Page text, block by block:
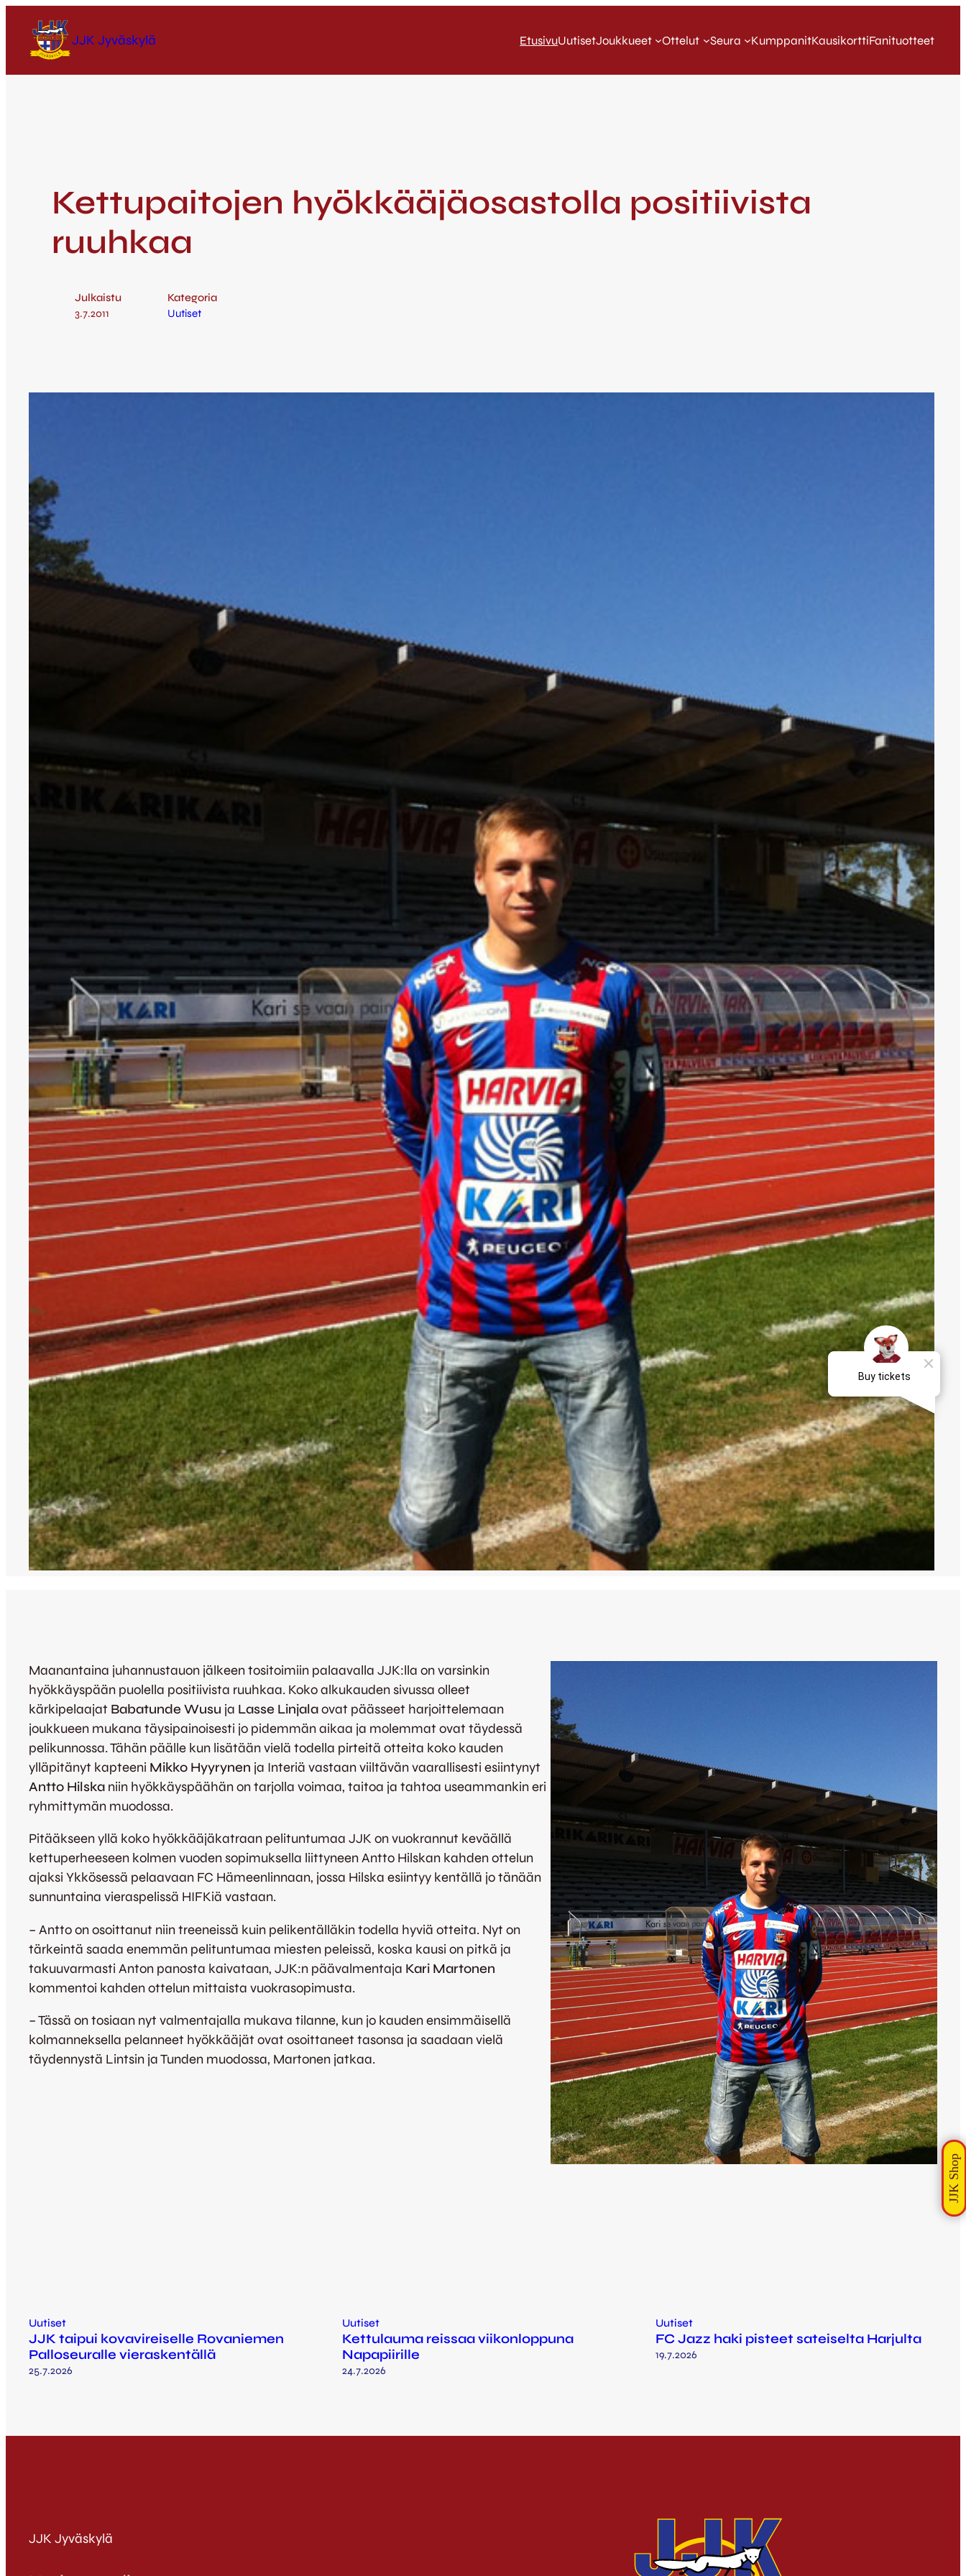
JJK Jyväskylä EtusivuUutisetJoukkueet Ottelut Seura KumppanitKausikorttiFanituotteet
Kettupaitojen hyökkääjäosastolla positiivista
ruuhkaa
Julkaistu
3.7.2011
Kategoria
Uutiset
Maanantaina juhannustauon jälkeen tositoimiin palaavalla JJK:lla on varsinkin
hyökkäyspään puolella positiivista ruuhkaa. Koko alkukauden sivussa olleet
kärkipelaajat Babatunde Wusu ja Lasse Linjalaovat päässeet harjoittelemaan
joukkueen mukana täysipainoisesti jo pidemmän aikaa ja molemmat ovat täydessä
pelikunnossa. Tähän päälle kun lisätään vielä todella pirteitä otteita koko kauden
ylläpitänyt kapteeni Mikko Hyyrynen ja Interiä vastaan viiltävän vaarallisesti esiintynyt
Antto Hilska niin hyökkäyspäähän on tarjolla voimaa, taitoa ja tahtoa useammankin eri
ryhmittymän muodossa.
Pitääkseen yllä koko hyökkääjäkatraan pelituntumaa JJK on vuokrannut keväällä
kettuperheeseen kolmen vuoden sopimuksella liittyneen Antto Hilskan kahden ottelun
ajaksi Ykkösessä pelaavaan FC Hämeenlinnaan, jossa Hilska esiintyy kentällä jo tänään
sunnuntaina vieraspelissä HIFKiä vastaan.
– Antto on osoittanut niin treeneissä kuin pelikentälläkin todella hyviä otteita. Nyt on
tärkeintä saada enemmän pelituntumaa miesten peleissä, koska kausi on pitkä ja
takuuvarmasti Anton panosta kaivataan, JJK:n päävalmentaja Kari Martonen
kommentoi kahden ottelun mittaista vuokrasopimusta.
– Tässä on tosiaan nyt valmentajalla mukava tilanne, kun jo kauden ensimmäisellä
kolmanneksella pelanneet hyökkääjät ovat osoittaneet tasonsa ja saadaan vielä
täydennystä Lintsin ja Tunden muodossa, Martonen jatkaa.
Uutiset
JJK taipui kovavireiselle Rovaniemen
Palloseuralle vieraskentällä
25.7.2026
Uutiset
Kettulauma reissaa viikonloppuna
Napapiirille
24.7.2026
Uutiset
FC Jazz haki pisteet sateiselta Harjulta
19.7.2026
JJK Jyväskylä